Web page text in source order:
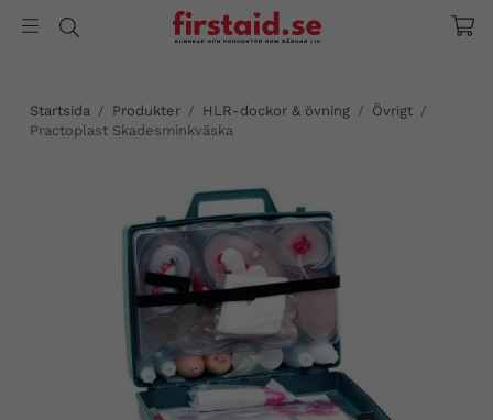
Startsida / Produkter / HLR-dockor & övning / Övrigt /
Practoplast Skadesminkväska